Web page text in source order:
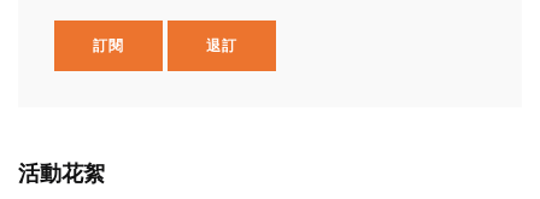
訂閱 退訂
活動花絮